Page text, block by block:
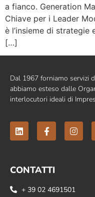
a fianco. Generation
Chiave per i Leader
è l’insieme di
[…]
Dal 1967 forniamo servizi
abbiamo esteso dalle
interlocutori ideali di
CONTATTI
+ 39 02 4691501